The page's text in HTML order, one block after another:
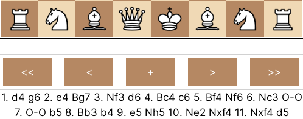
1. d4 g6 2. e4 Bg7 3. Nf3 d6 4. Bc4 c6 5. Bf4 Nf6 6. Nc3 O-O
7. O-O b5 8. Bb3 b4 9. e5 Nh5 10. Ne2 Nxf4 11. Nxf4 d5